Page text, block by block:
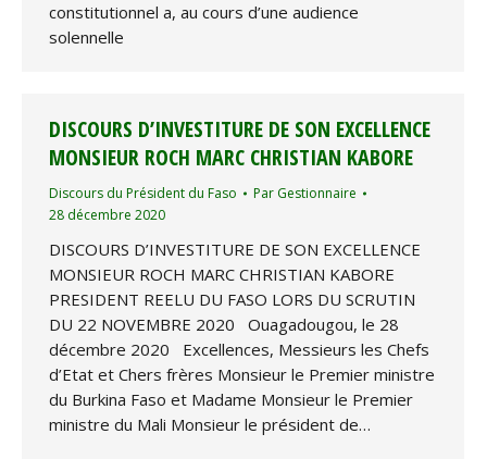
constitutionnel a, au cours d’une audience
solennelle
DISCOURS D’INVESTITURE DE SON EXCELLENCE
MONSIEUR ROCH MARC CHRISTIAN KABORE
Discours du Président du Faso Par Gestionnaire
28 décembre 2020
DISCOURS D’INVESTITURE DE SON EXCELLENCE
MONSIEUR ROCH MARC CHRISTIAN KABORE
PRESIDENT REELU DU FASO LORS DU SCRUTIN
DU 22 NOVEMBRE 2020 Ouagadougou, le 28
décembre 2020 Excellences, Messieurs les Chefs
d’Etat et Chers frères Monsieur le Premier ministre
du Burkina Faso et Madame Monsieur le Premier
ministre du Mali Monsieur le président de…